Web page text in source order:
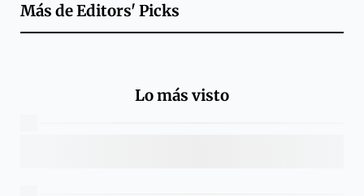
Más deEditors' Picks
Lo más visto